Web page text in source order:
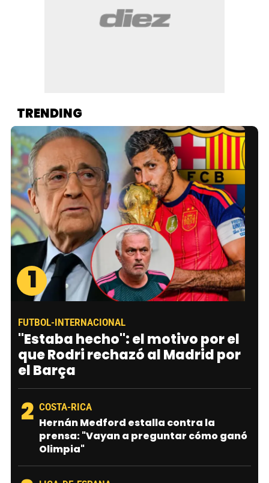
TRENDING
1
FUTBOL-INTERNACIONAL
"Estaba hecho": el motivo por el
que Rodri rechazó al Madrid por
el Barça
2 COSTA-RICA
Hernán Medford estalla contra la
prensa: "Vayan a preguntar cómo ganó
Olimpia"